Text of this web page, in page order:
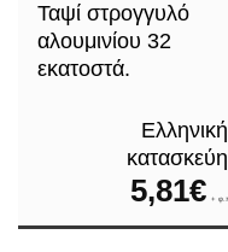
Ταψί στρογγυλό
αλουμινίου 32
εκατοστά.
5,81€ +